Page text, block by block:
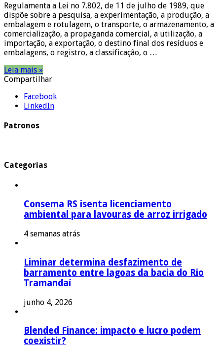
Regulamenta a Lei no 7.802, de 11 de julho de 1989, que
dispõe sobre a pesquisa, a experimentação, a produção, a
embalagem e rotulagem, o transporte, o armazenamento, a
comercialização, a propaganda comercial, a utilização, a
importação, a exportação, o destino final dos resíduos e
embalagens, o registro, a classificação, o …
Leia mais »
Compartilhar
Facebook
LinkedIn
Patronos
Categorias
Consema RS isenta licenciamento
ambiental para lavouras de arroz irrigado
4 semanas atrás
Liminar determina desfazimento de
barramento entre lagoas da bacia do Rio
Tramandaí
junho 4, 2026
Blended Finance: impacto e lucro podem
coexistir?